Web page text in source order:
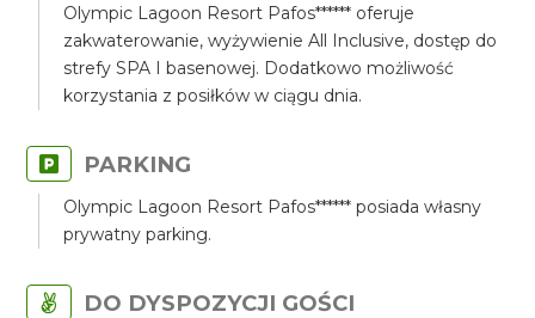
Olympic Lagoon Resort Pafos****** oferuje
zakwaterowanie, wyżywienie All Inclusive, dostęp do
strefy SPA I basenowej. Dodatkowo możliwość
korzystania z posiłków w ciągu dnia.
PARKING
Olympic Lagoon Resort Pafos****** posiada własny
prywatny parking.
DO DYSPOZYCJI GOŚCI